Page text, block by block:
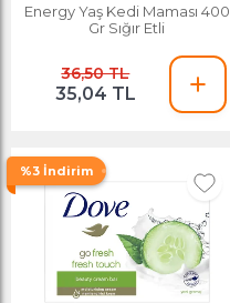
Energy Yaş Kedi Maması 400
Gr Sığır Etli
36,50 TL
35,04 TL
%3 İndirim